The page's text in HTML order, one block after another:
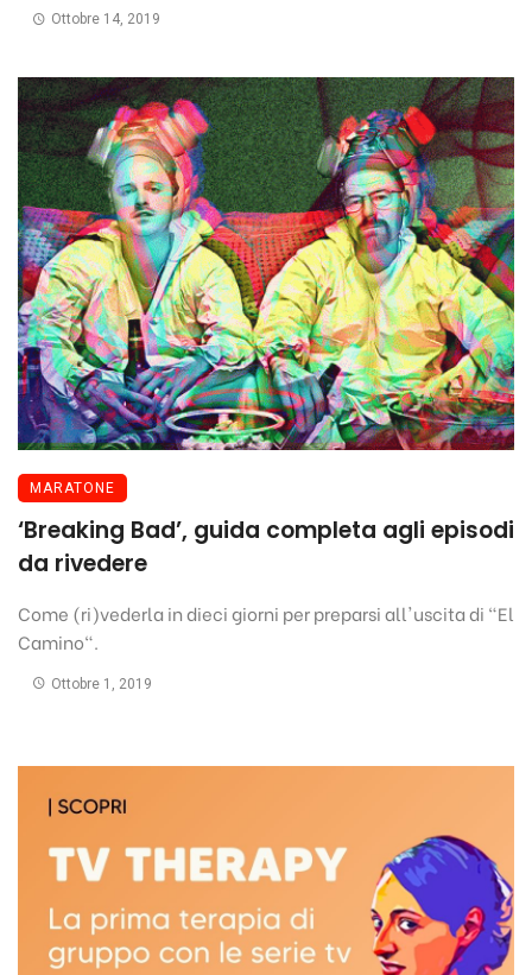
Ottobre 14, 2019
MARATONE
‘Breaking Bad’, guida completa agli episodi
da rivedere
Come (ri)vederla in dieci giorni per preparsi all'uscita di "El
Camino".
Ottobre 1, 2019